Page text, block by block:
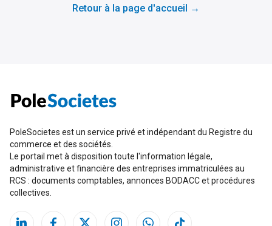
Retour à la page d'accueil →
PoleSocietes est un service privé et indépendant du Registre du
commerce et des sociétés.
Le portail met à disposition toute l'information légale,
administrative et financière des entreprises immatriculées au
RCS : documents comptables, annonces BODACC et procédures
collectives.